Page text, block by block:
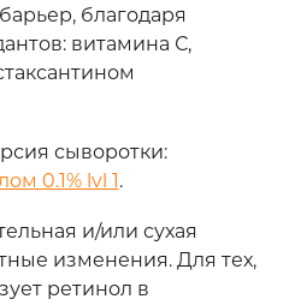
благодаря
витамина С,
сыворотки:
0.1% lvl 1.
и/или сухая
изменения. Для тех,
ретинол в